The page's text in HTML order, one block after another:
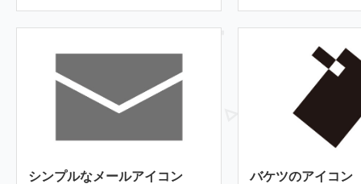
シンプルなメールアイコン バケツのアイコン